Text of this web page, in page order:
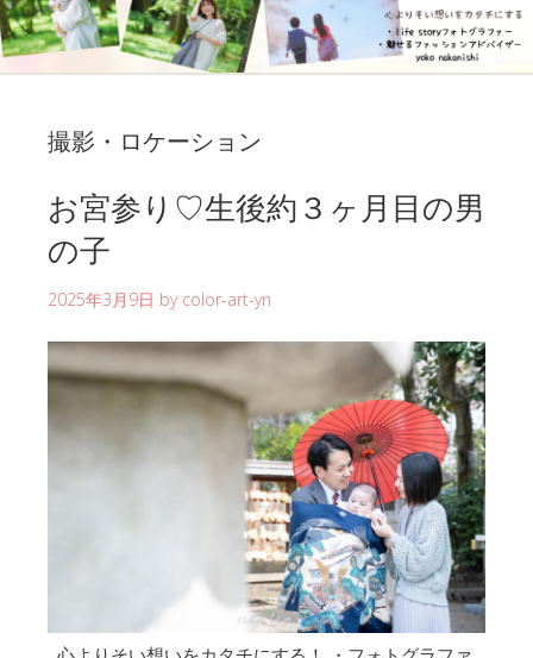
撮影・ロケーション
お宮参り♡生後約３ヶ月目の男
の子
2025年3月9日 by color-art-yn